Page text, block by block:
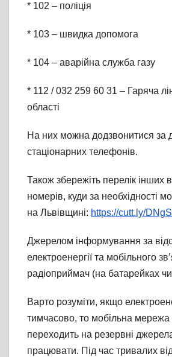
* 102 – поліція
* 103 – швидка допомога
* 104 – аварійна служба газу
* 112 / 032 259 60 31 – Гаряча
області
На них можна додзвонитися за
стаціонарних телефонів.
Також збережіть перелік інших
номерів, куди за необхідності
на Львівщині: https://cutt.ly/
Джерелом інформування за
електроенергії та мобільного
радіоприймач (на батарейках
Варто розуміти, якщо
тимчасово, то мобільна
переходить на резервні
працювати. Під час тривалих